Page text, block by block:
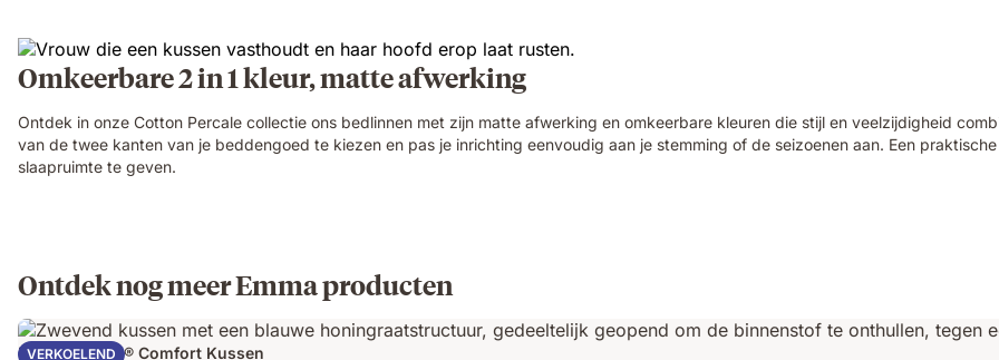
Omkeerbare 2 in 1 kleur, matte afwerking
Ontdek in onze Cotton Percale collectie ons bedlinnen met zijn matte afwerking en omkeerbare kleuren die stijl en veelzijdigheid
van de twee kanten van je beddengoed te kiezen en pas je inrichting eenvoudig aan je stemming of de seizoenen aan. Een
slaapruimte te geven.
Ontdek nog meer Emma producten
VERKOELEND
Emma AirGrid® Comfort Kussen